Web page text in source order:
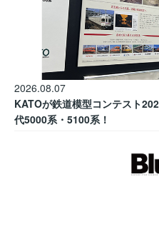
2026.08.07
KATOが鉄道模型コンテスト
代5000系・5100系！